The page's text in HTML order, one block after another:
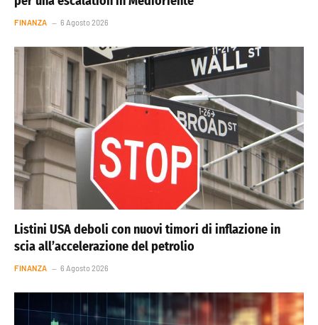
FINANZA 6 Agosto 2026
Listini USA deboli con nuovi timori di inflazione in
scia all’accelerazione del petrolio
FINANZA 6 Agosto 2026